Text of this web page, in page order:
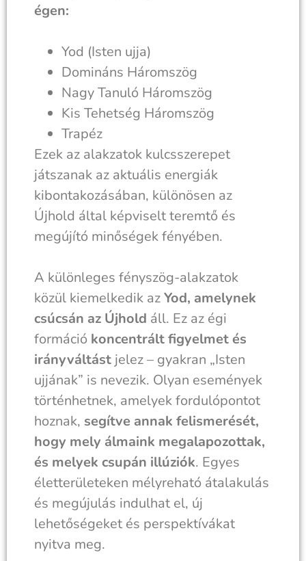
égen:
Yod (Isten ujja)
Domináns Háromszög
Nagy Tanuló Háromszög
Kis Tehetség Háromszög
Trapéz
Ezek az alakzatok kulcsszerepet
játszanak az aktuális energiák
kibontakozásában, különösen az
Újhold által képviselt teremtő és
megújító minőségek fényében.
A különleges fényszög-alakzatok
közül kiemelkedik azYod, amelynek
csúcsán az Újhold áll. Ez az égi
formáció koncentrált figyelmet és
irányváltást jelez – gyakran „Isten
ujjának” is nevezik. Olyan események
történhetnek, amelyek fordulópontot
hoznak, segítve annak felismerését,
hogy mely álmaink megalapozottak,
és melyek csupán illúziók. Egyes
életterületeken mélyreható átalakulás
és megújulás indulhat el, új
lehetőségeket és perspektívákat
nyitva meg.